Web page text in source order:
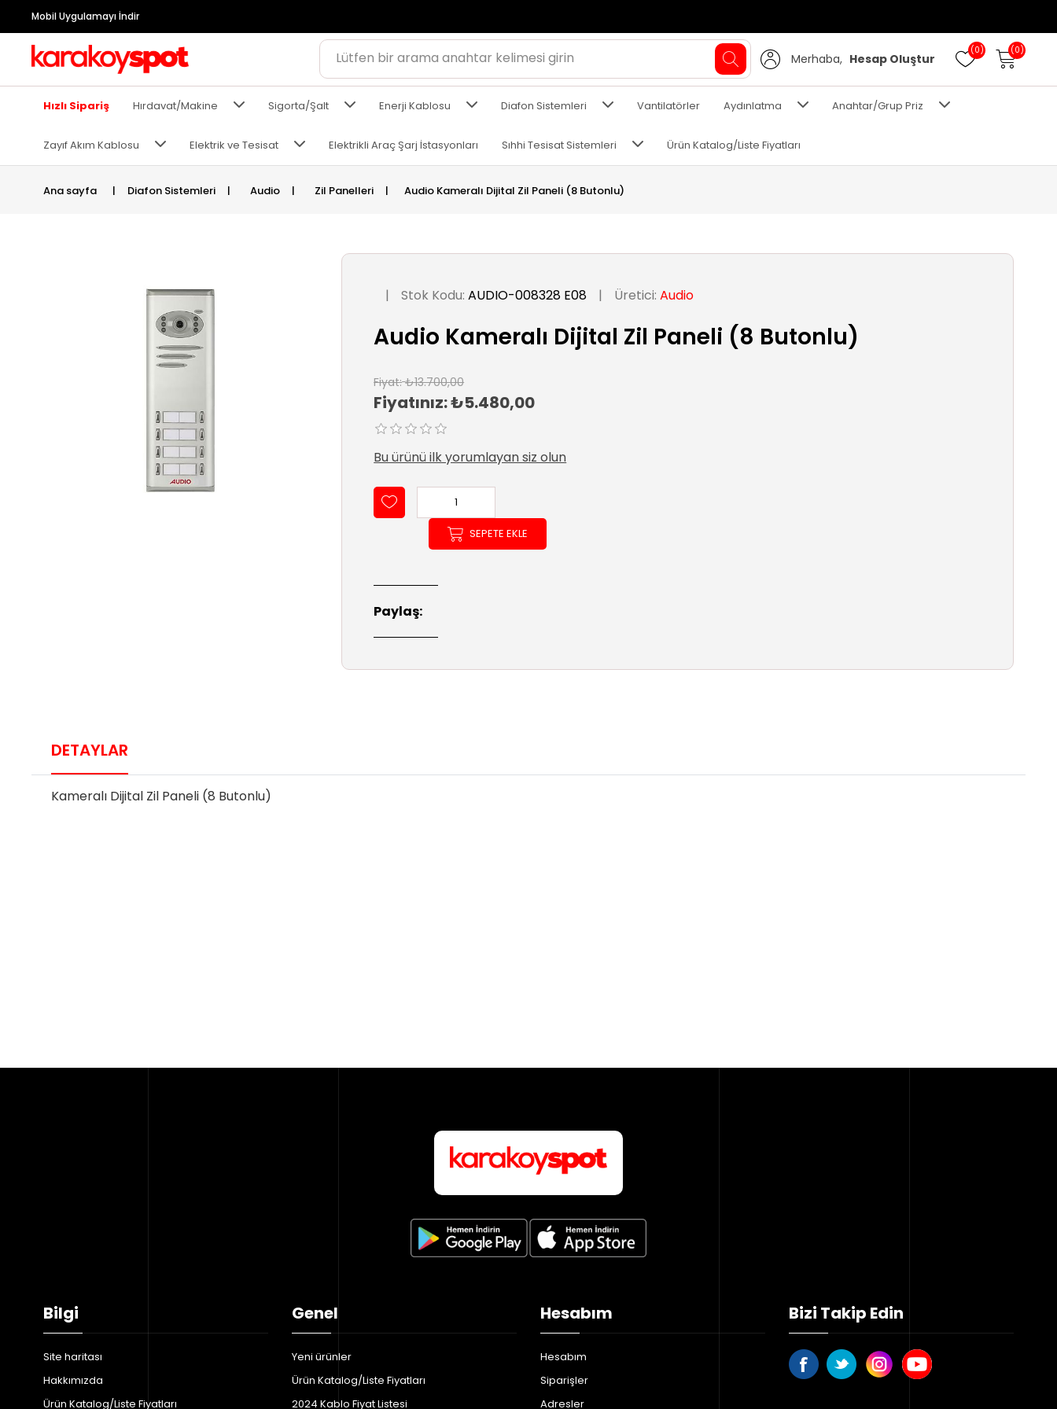
Mobil Uygulamayı İndir
Merhaba, Hesap Oluştur
(0) (0)
Hızlı Sipariş Hırdavat/Makine Sigorta/Şalt Enerji Kablosu Diafon Sistemleri Vantilatörler Aydınlatma Anahtar/Grup Priz
Zayıf Akım Kablosu Elektrik ve Tesisat Elektrikli Araç Şarj İstasyonları Sıhhi Tesisat Sistemleri Ürün Katalog/Liste Fiyatları
Ana sayfa | Diafon Sistemleri | Audio | Zil Panelleri | Audio Kameralı Dijital Zil Paneli (8 Butonlu)
| Stok Kodu: AUDIO-008328 E08 | Üretici: Audio
Audio Kameralı Dijital Zil Paneli (8 Butonlu)
Fiyat: ₺13.700,00
Fiyatınız:₺5.480,00
Bu ürünü ilk yorumlayan siz olun
SEPETE EKLE
Paylaş:
DETAYLAR
Kameralı Dijital Zil Paneli (8 Butonlu)
Bilgi
Site haritası
Hakkımızda
Ürün Katalog/Liste Fiyatları
Genel
Yeni ürünler
Ürün Katalog/Liste Fiyatları
2024 Kablo Fiyat Listesi
Hesabım
Hesabım
Siparişler
Adresler
Bizi Takip Edin